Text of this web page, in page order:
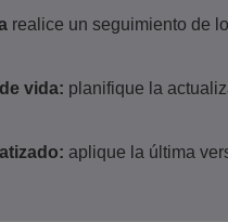
realice un seguimiento de
vida: planifique la
aplique la última